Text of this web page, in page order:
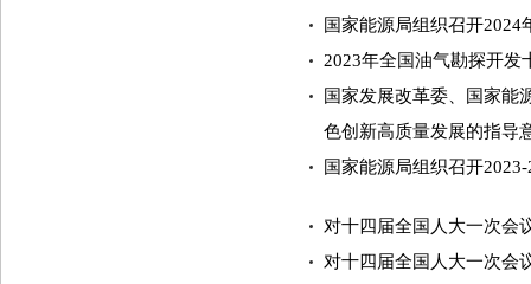
国家能源局组织召开
2023年全国油气勘探开发
国家发展改革委、国家能
色创新高质量发展的指导
国家能源局组织召开
对十四届全国人大一次会
对十四届全国人大一次会